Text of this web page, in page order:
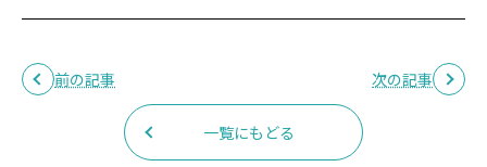
前の記事
一覧にもどる
次の記事